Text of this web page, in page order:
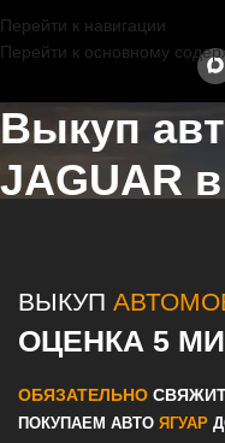
Перейти к навигации
Перейти к основному
Выкуп
JAGUAR
ВЫКУП
ОЦЕНКА 5
ОБЯЗАТЕЛЬНО
ПОКУПАЕМ АВТО ЯГУАР